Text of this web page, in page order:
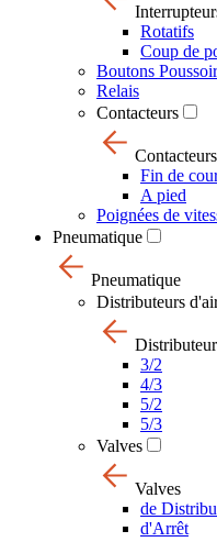
Rotatifs
Coup de
Boutons
Relais
Contacteurs
Contacteurs
Fin de
A pied
Poignées de
Pneumatique
Pneumatique
Distributeurs
3/2
4/3
5/2
5/3
Valves
Valves
de
d'Arrêt